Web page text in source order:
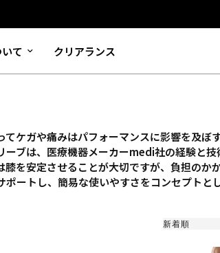
て クリアランス
てケガや痛みはパフォーマンスに影響を及ぼ
ーブは、医療機器メーカーmedi社の経験と
膝を安定させることが大切ですが、負担のか
ポートし、簡易な使いやすさをコンセプトと
並び替え